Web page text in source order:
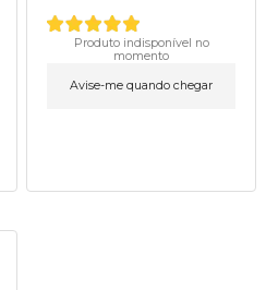
Produto indisponível no
momento
Avise-me quando chegar